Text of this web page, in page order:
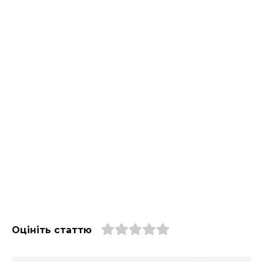
Оцініть статтю